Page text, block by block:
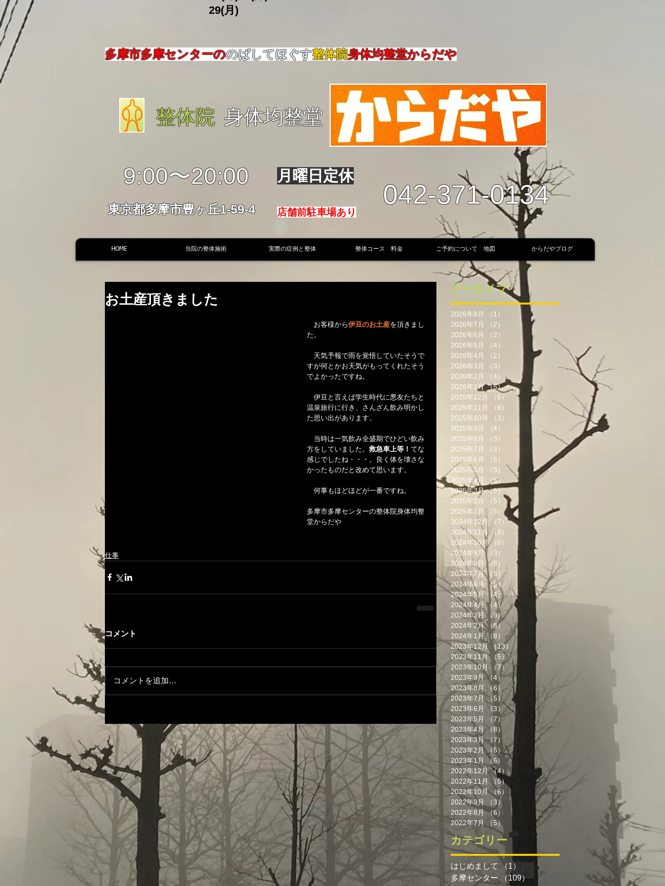
​ 29(月)
多摩市多摩センターののばしてほぐす整体院身体均整堂からだや
整体院 身体均整堂
9:00〜20:00
東京都多摩市豊ヶ丘1-59-4
月曜日定休
店舗前駐車場あり
042-371-0134
HOME 当院の整体施術 実際の症例と整体 整体コース 料金 ご予約について 地図 からだやブログ
お土産頂きました
お客様から伊豆のお土産を頂きまし
た。
天気予報で雨を覚悟していたそうで
すが何とかお天気がもってくれたそう
でよかったですね。
伊豆と言えば学生時代に悪友たちと
温泉旅行に行き、さんざん飲み明かし
た思い出があります。
当時は一気飲み全盛期でひどい飲み
方をしていました。救急車上等！ てな
感じでしたね・・・。良く体を壊さな
かったものだと改めて思います。
何事もほどほどが一番ですね。
多摩市多摩センターの整体院身体均整
堂からだや
仕事
コメント
コメントを追加…
アーカイブ
2026年8月 （1）
1件の記事
2026年7月
（2）
2件の記事
2026年6月
（2）
2件の記事
2026年5月
（4）
2026年4月
（2）
2件の記事
2026年3月
（3）
3件の記事
2026年2月
（4）
4件の記事
2026年1月 （5）5件の記事
2025年12月
（6）
6件の記事
2025年11月
（6）
6件の記事
2025年10月
（3）
2025年9月
（4）
2025年8月
（3）
3件の記事
2025年7月
（3）
2025年6月
（5）
5件の記事
2025年5月
（3）
3件の記事
2025年4月
（5）
5件の記事
2025年3月 （6）6件の記事
2025年2月
（5） 5件の記事
2025年1月
（5）5件の記事
2024年12月
（7）7件の記事
2024年11月 （9）
9件の記事
2024年10月 （6）
6件の記事
2024年9月 （3）
3件の記事
2024年8月 （8）
8件の記事
2024年7月 （5）5件の記事
2024年6月
（5）
5件の記事
2024年5月 （4）4件の記事
2024年4月 （4）
4件の記事
2024年3月 （9）9件の記事
2024年2月 （8）
8件の記事
2024年1月 （8）
8件の記事
2023年12月
（13） 13件の記事
2023年11月
（5）5件の記事
2023年10月
（7）
7件の記事
2023年9月 （4）4件の記事
2023年8月
（6） 6件の記事
2023年7月 （5） 5件の記事
2023年6月
（3） 3件の記事
2023年5月
（7）
2023年4月
（8）
8件の記事
2023年3月 （7）
7件の記事
2023年2月 （5）5件の記事
2023年1月
（6）
6件の記事
2022年12月 （4）4件の記事
2022年11月
（5）
5件の記事
2022年10月 （6）
6件の記事
2022年9月
（3）
3件の記事
2022年8月 （6）
2022年7月
（5）
カテゴリー
はじめまして （1）
1件の記事
多摩センター
（109）109件の記事